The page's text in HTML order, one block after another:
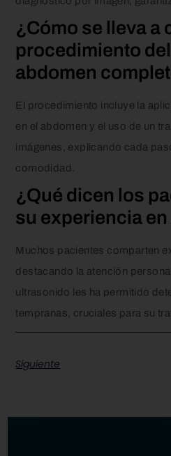
¿Cómo se lleva a
procedimiento
abdomen
El procedimiento incluye la
en el abdomen y el uso de un
imágenes, explicando cada
comodidad.
¿Qué dicen los
su experiencia
Muchos pacientes comparten
destacando la atención
ultrasonido les ha permitido
tempranas, cruciales para su
Siguiente